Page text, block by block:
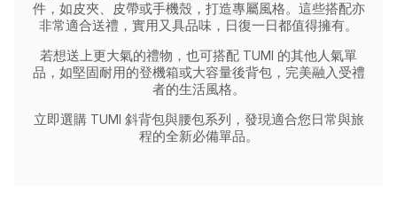
件，如皮夾、皮帶或手機殼，打造專屬風格。這些搭配亦
非常適合送禮，實用又具品味，日復一日都值得擁有。
若想送上更大氣的禮物，也可搭配 TUMI 的其他人氣單
品，如堅固耐用的登機箱或大容量後背包，完美融入受禮
者的生活風格。
立即選購 TUMI 斜背包與腰包系列，發現適合您日常與旅
程的全新必備單品。